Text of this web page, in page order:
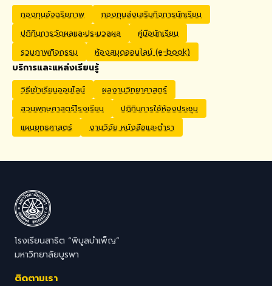
Speakers or Non-Native
English Speakers with a
verified TOEIC score of at
least 785. Prior teaching
experience is preferred.
Application Process
Interested candidates
should submit their CV,
passport copy, degree
certificates, relevant
transcripts/documents,
introduction via email to
กองทุนอัจฉริยภาพ
กองทุนส่งเสริมกิจการนักเรียน
ปฏิทินการวัดผลและประมวลผล
คู่มือนักเรียน
รวมภาพกิจกรรม
ห้องสมุดออนไลน์ (e-book)
บริการและแหล่งเรียนรู้
วิธีเข้าเรียนออนไลน์
ผลงานวิทยาศาสตร์
สวนพฤษศาสตร์โรงเรียน
ปฏิทินการใช้ห้องประชุม
แผนยุทธศาสตร์
งานวิจัย หนังสือและตำรา
โรงเรียนสาธิต “พิบูลบำเพ็ญ”
มหาวิทยาลัยบูรพา
ติดตามเรา